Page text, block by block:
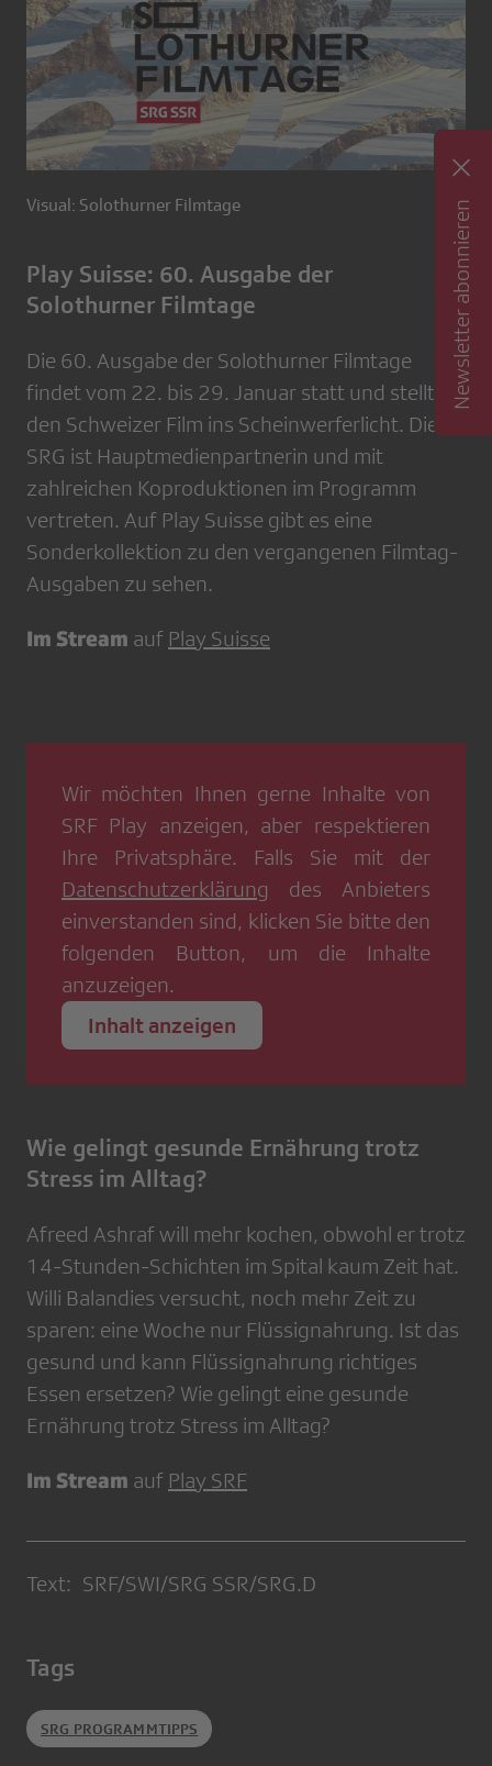
Visual: Solothurner Filmtage
Play Suisse: 60. Ausgabe der
Solothurner Filmtage
Die 60. Ausgabe der Solothurner Filmtage
findet vom 22. bis 29. Januar statt und stellt
den Schweizer Film ins Scheinwerferlicht. Die
SRG ist Hauptmedienpartnerin und mit
zahlreichen Koproduktionen im Programm
vertreten. Auf Play Suisse gibt es eine
Sonderkollektion zu den vergangenen Filmtag-
Ausgaben zu sehen.
Im Stream auf Play Suisse
Wir möchten Ihnen gerne Inhalte von
SRF Play anzeigen, aber respektieren
Ihre Privatsphäre. Falls Sie mit der
Datenschutzerklärung des Anbieters
einverstanden sind, klicken Sie bitte den
folgenden Button, um die Inhalte
anzuzeigen.
Inhalt anzeigen
Wie gelingt gesunde Ernährung trotz
Stress im Alltag?
Afreed Ashraf will mehr kochen, obwohl er trotz
14-Stunden-Schichten im Spital kaum Zeit hat.
Willi Balandies versucht, noch mehr Zeit zu
sparen: eine Woche nur Flüssignahrung. Ist das
gesund und kann Flüssignahrung richtiges
Essen ersetzen? Wie gelingt eine gesunde
Ernährung trotz Stress im Alltag?
Im Stream auf Play SRF
Text: SRF/SWI/SRG SSR/SRG.D
Tags
SRG PROGRAMMTIPPS
Newsletter abonnieren